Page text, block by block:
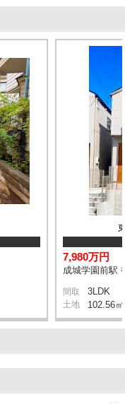
7,980万円
成城学園前駅
間取 3LDK
土地 102.56㎡